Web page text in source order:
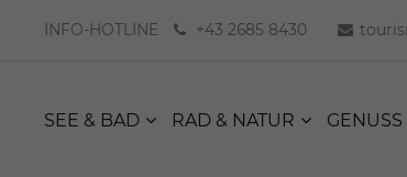
INFO-HOTLINE +43 2685 8430
SEE & BAD RAD & NATUR GENUSS